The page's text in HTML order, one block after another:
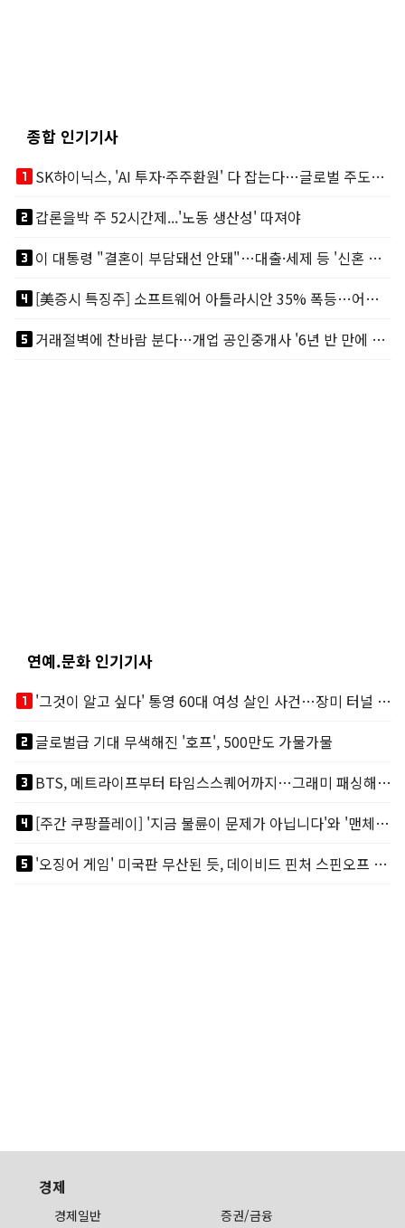
종합 인기기사
looks_one
SK하이닉스, 'AI 투자·주주환원' 다 잡는다…글로벌 주도권 굳히기
looks_two갑론을박 주 52시간제...'노동 생산성' 따져야
looks_3
이 대통령 "결혼이 부담돼선 안돼"…대출·세제 등 '신혼 걸림돌' 제거
looks_4
[美증시 특징주] 소프트웨어 아틀라시안 35% 폭등…어닝서프, 투자의견 줄줄이 상향
looks_5
거래절벽에 찬바람 분다…개업 공인중개사 '6년 반 만에 최저'
연예.문화 인기기사
looks_one
'그것이 알고 싶다' 통영 60대 여성 살인 사건…장미 터널 아래 킬러, 누구냐 넌?
looks_two글로벌급 기대 무색해진 '호프', 500만도 가물가물
looks_3
BTS, 메트라이프부터 타임스스퀘어까지…그래미 패싱해도 미 대륙 꿀꺽
looks_4
[주간 쿠팡플레이] '지금 불륜이 문제가 아닙니다'와 '맨체스터 시티 VS 아틀레티코 마드리드 빅매치'
looks_5
'오징어 게임' 미국판 무산된 듯, 데이비드 핀처 스핀오프 철회
경제
경제일반 증권/금융